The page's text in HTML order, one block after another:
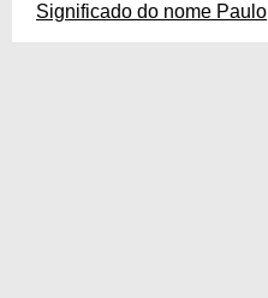
Significado do nome Paulo